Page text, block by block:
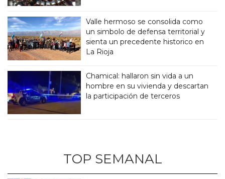
Valle hermoso se consolida como
un simbolo de defensa territorial y
sienta un precedente historico en
La Rioja
Chamical: hallaron sin vida a un
hombre en su vivienda y descartan
la participación de terceros
TOP SEMANAL